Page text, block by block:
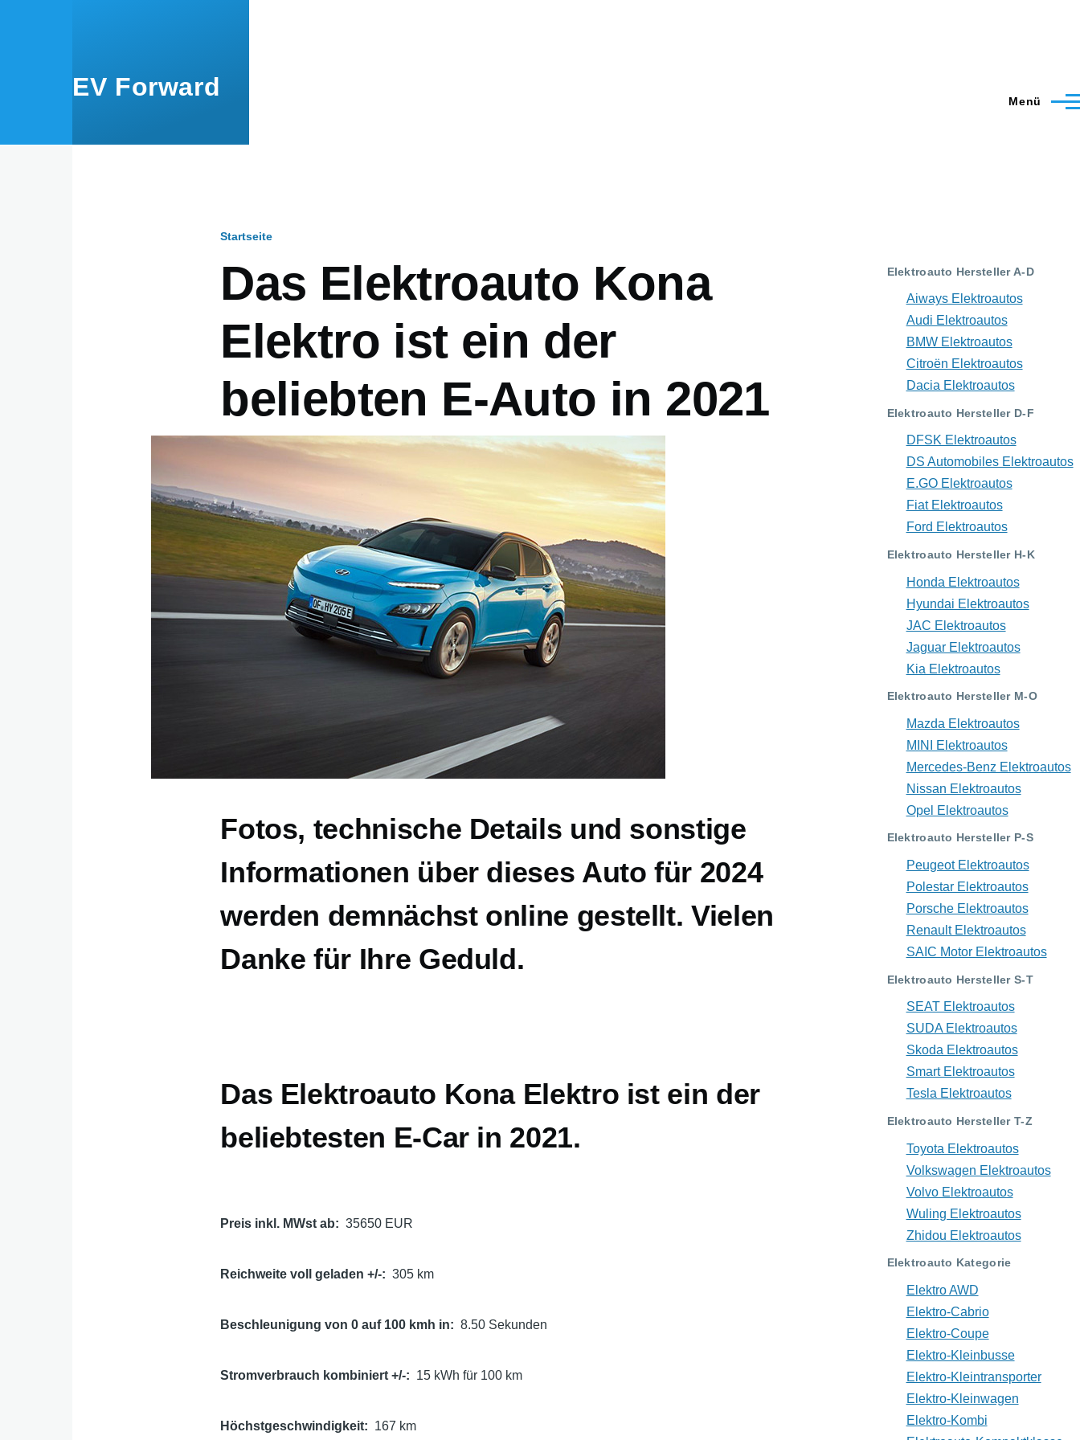
EV Forward Menü
Startseite
Das Elektroauto Kona
Elektro ist ein der
beliebten E-Auto in 2021
Fotos, technische Details und sonstige
Informationen über dieses Auto für 2024
werden demnächst online gestellt. Vielen
Danke für Ihre Geduld.
Das Elektroauto Kona Elektro ist ein der
beliebtesten E-Car in 2021.
Preis inkl. MWst ab 35650 EUR
Reichweite voll geladen +/- 305 km
Beschleunigung von 0 auf 100 kmh in 8.50 Sekunden
Stromverbrauch kombiniert +/- 15 kWh für 100 km
Höchstgeschwindigkeit 167 km
Elektroauto Hersteller A-D
Aiways Elektroautos
Audi Elektroautos
BMW Elektroautos
Citroën Elektroautos
Dacia Elektroautos
Elektroauto Hersteller D-F
DFSK Elektroautos
DS Automobiles Elektroautos
E.GO Elektroautos
Fiat Elektroautos
Ford Elektroautos
Elektroauto Hersteller H-K
Honda Elektroautos
Hyundai Elektroautos
JAC Elektroautos
Jaguar Elektroautos
Kia Elektroautos
Elektroauto Hersteller M-O
Mazda Elektroautos
MINI Elektroautos
Mercedes-Benz Elektroautos
Nissan Elektroautos
Opel Elektroautos
Elektroauto Hersteller P-S
Peugeot Elektroautos
Polestar Elektroautos
Porsche Elektroautos
Renault Elektroautos
SAIC Motor Elektroautos
Elektroauto Hersteller S-T
SEAT Elektroautos
SUDA Elektroautos
Skoda Elektroautos
Smart Elektroautos
Tesla Elektroautos
Elektroauto Hersteller T-Z
Toyota Elektroautos
Volkswagen Elektroautos
Volvo Elektroautos
Wuling Elektroautos
Zhidou Elektroautos
Elektroauto Kategorie
Elektro AWD
Elektro-Cabrio
Elektro-Coupe
Elektro-Kleinbusse
Elektro-Kleintransporter
Elektro-Kleinwagen
Elektro-Kombi